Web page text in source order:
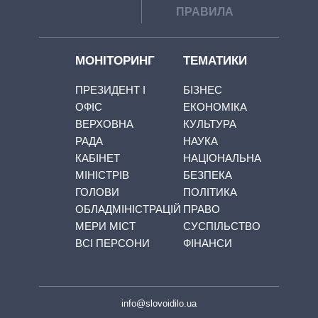
ПРАВИЛА
МОНІТОРИНГ
ПРЕЗИДЕНТ І
ОФІС
ВЕРХОВНА
РАДА
КАБІНЕТ
МІНІСТРІВ
ГОЛОВИ
ОБЛАДМІНІСТРАЦІЙ
МЕРИ МІСТ
ВСІ ПЕРСОНИ
ТЕМАТИКИ
БІЗНЕС
ЕКОНОМІКА
КУЛЬТУРА
НАУКА
НАЦІОНАЛЬНА
БЕЗПЕКА
ПОЛІТИКА
ПРАВО
СУСПІЛЬСТВО
ФІНАНСИ
info@slovoidilo.ua